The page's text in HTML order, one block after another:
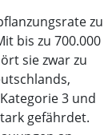
zu
bis zu 700.000
sie zwar zu
3 und
gefährdet.